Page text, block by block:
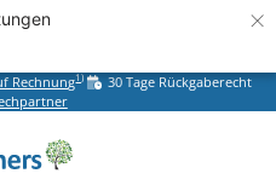
×
Rechnung1)
30 Tage Rückgaberecht